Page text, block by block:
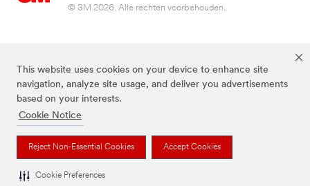
This website uses cookies on your device to enhance site
navigation, analyze site usage, and deliver you advertisements
based on your interests.
Cookie Notice
Reject Non-Essential Cookies Accept Cookies
Cookie Preferences
© 3M 2026. Alle rechten voorbehouden.
FUTURO is een handelsmerk van 3M.